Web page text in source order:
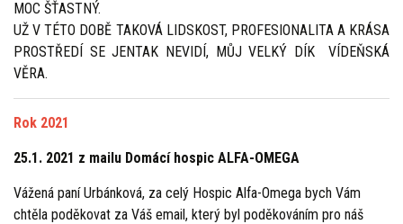
MOC ŠŤASTNÝ.
UŽ V TÉTO DOBĚ TAKOVÁ LIDSKOST, PROFESIONALITA A KRÁSA
PROSTŘEDÍ SE JENTAK NEVIDÍ, MŮJ VELKÝ DÍK VÍDEŇSKÁ
VĚRA.
Rok 2021
25.1. 2021 z mailu Domácí hospic ALFA-OMEGA
Vážená paní Urbánková, za celý Hospic Alfa-Omega bych Vám
chtěla poděkovat za Váš email, který byl poděkováním pro náš